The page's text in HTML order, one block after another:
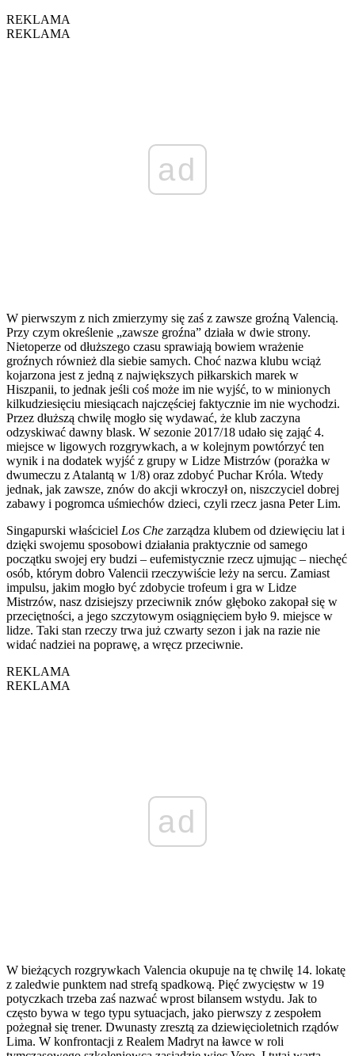
REKLAMA
REKLAMA
ad
W pierwszym z nich zmierzymy się zaś z zawsze groźną Valencią.
Przy czym określenie „zawsze groźna” działa w dwie strony.
Nietoperze od dłuższego czasu sprawiają bowiem wrażenie
groźnych również dla siebie samych. Choć nazwa klubu wciąż
kojarzona jest z jedną z największych piłkarskich marek w
Hiszpanii, to jednak jeśli coś może im nie wyjść, to w minionych
kilkudziesięciu miesiącach najczęściej faktycznie im nie wychodzi.
Przez dłuższą chwilę mogło się wydawać, że klub zaczyna
odzyskiwać dawny blask. W sezonie 2017/18 udało się zająć 4.
miejsce w ligowych rozgrywkach, a w kolejnym powtórzyć ten
wynik i na dodatek wyjść z grupy w Lidze Mistrzów (porażka w
dwumeczu z Atalantą w 1/8) oraz zdobyć Puchar Króla. Wtedy
jednak, jak zawsze, znów do akcji wkroczył on, niszczyciel dobrej
zabawy i pogromca uśmiechów dzieci, czyli rzecz jasna Peter Lim.
Singapurski właściciel Los Che zarządza klubem od dziewięciu lat i
dzięki swojemu sposobowi działania praktycznie od samego
początku swojej ery budzi – eufemistycznie rzecz ujmując – niechęć
osób, którym dobro Valencii rzeczywiście leży na sercu. Zamiast
impulsu, jakim mogło być zdobycie trofeum i gra w Lidze
Mistrzów, nasz dzisiejszy przeciwnik znów głęboko zakopał się w
przeciętności, a jego szczytowym osiągnięciem było 9. miejsce w
lidze. Taki stan rzeczy trwa już czwarty sezon i jak na razie nie
widać nadziei na poprawę, a wręcz przeciwnie.
REKLAMA
REKLAMA
ad
W bieżących rozgrywkach Valencia okupuje na tę chwilę 14. lokatę
z zaledwie punktem nad strefą spadkową. Pięć zwycięstw w 19
potyczkach trzeba zaś nazwać wprost bilansem wstydu. Jak to
często bywa w tego typu sytuacjach, jako pierwszy z zespołem
pożegnał się trener. Dwunasty zresztą za dziewięcioletnich rządów
Lima. W konfrontacji z Realem Madryt na ławce w roli